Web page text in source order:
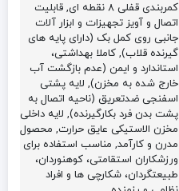
کمربندی قفلی 8 نقطه ای, قابلیت
اتصال و آویز تجهیزات و ابزار آلات
جانبی روی کمل بک ‏(‏دارای پایه های
گیرنده قلاب‏)‏, کاملا بهداشتی،
استاندارد و ایمن ‏(‏عدم بازگشت آب
خارج شده به مخزن‏)‏, لایه پشتی
اسفنجی ضدتعریق ‏(‏ناحیه اتصال به
پشت بدن فرد بکارگیرنده‏)‏, لایه داخلی
مخزن الاستیکی عایق حرارت, محصول
مدرن و کارآمد, مناسب استفاده برای
ورزشکاران استقامتی، کوهنوردان،
طبیعتگردان، شکارچی ها و افراد